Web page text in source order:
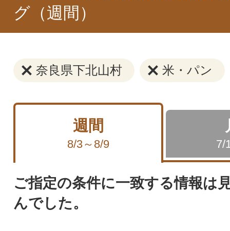
グ（週間）
奈良県下北山村 米・パン
週間
8/3～8/9 7/
ご指定の条件に一致する情報は
んでした。